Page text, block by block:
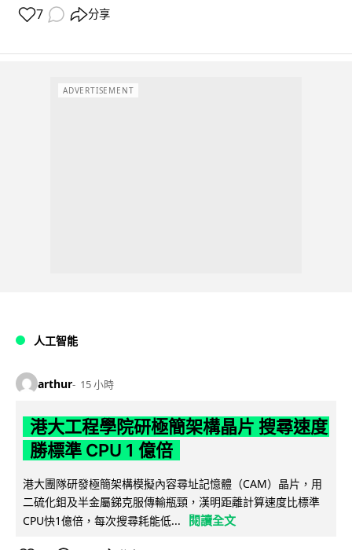
7 分享
ADVERTISEMENT
人工智能
arthur 15 小時
港大工程學院研極簡架構晶片 搜尋速度
勝標準 CPU 1 億倍
港大團隊研發極簡架構模擬內容尋址記憶體（CAM）晶片，用
二硫化鉬及半金屬銻克服傳輸瓶頸，漢明距離計算速度比標準
CPU快1億倍，每次搜尋耗能低...
閱讀全文